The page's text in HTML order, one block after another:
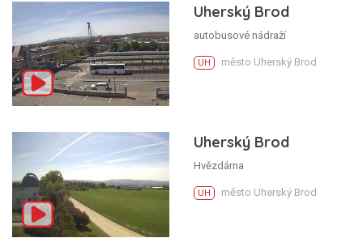
Uherský Brod
autobusové nádraží
UH město Uherský Brod
Uherský Brod
Hvězdárna
UH město Uherský Brod